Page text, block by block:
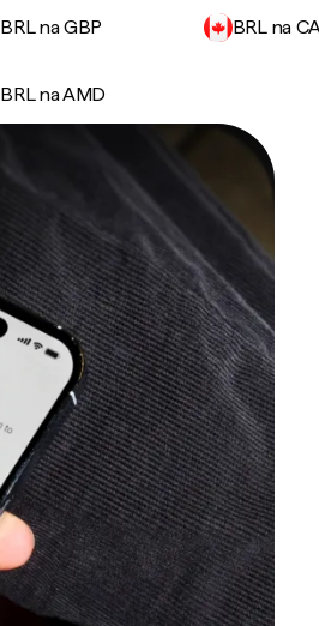
BRL na GBP BRL na
BRL na AMD